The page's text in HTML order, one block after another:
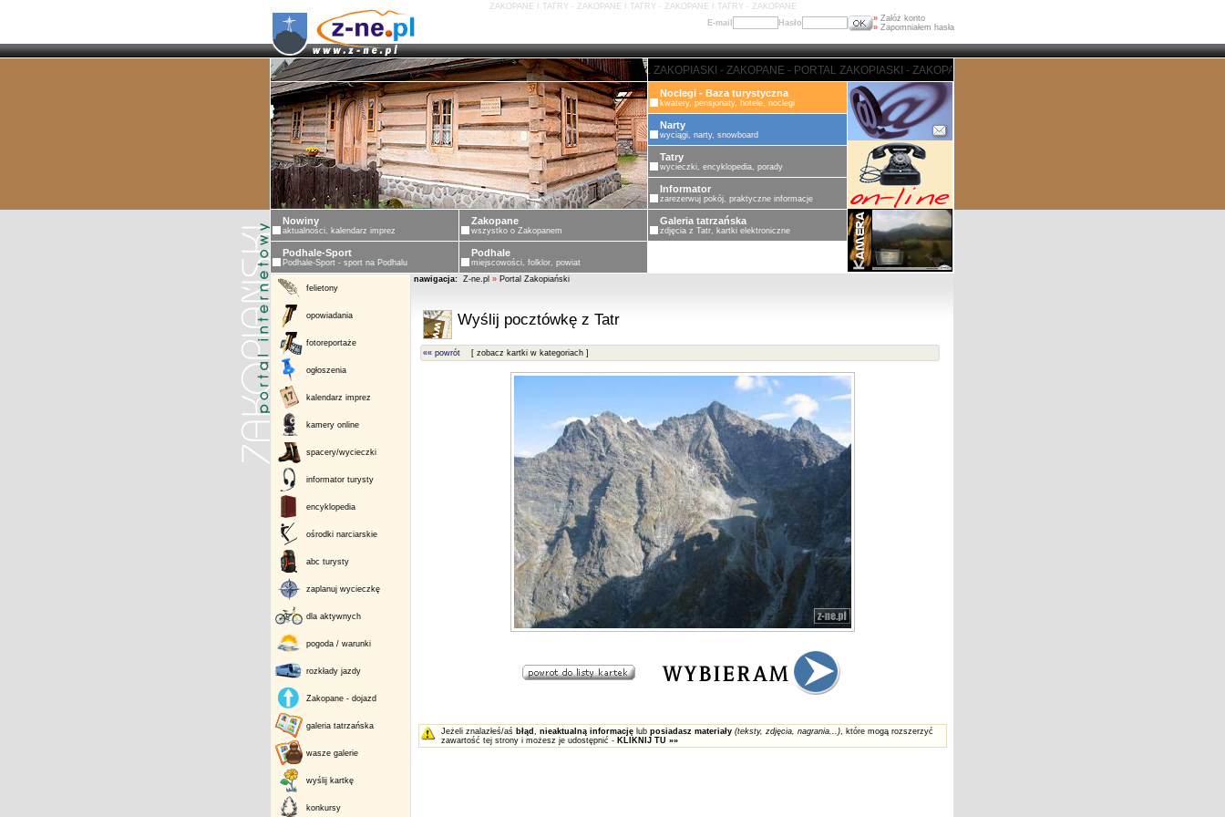
ZAKOPANE I TATRY - ZAKOPANE I TATRY - ZAKOPANE I TATRY - ZAKOPANE
E-mail
Hasło » Załóż konto
» Zapomniałem hasła
ZAKOPANE - PORTAL ZAKOPIASKI - ZAKOPANE - PORTAL ZAKOPIASKI - ZAKOPANE - PORTAL ZAKOPIASKI -
Noclegi - Baza turystyczna
kwatery, pensjonaty, hotele, noclegi
Narty
wyciągi, narty, snowboard
Tatry
wycieczki, encyklopedia, porady
Informator
zarezerwuj pokój, praktyczne informacje
Nowiny
aktualności, kalendarz imprez
Zakopane
wszystko o Zakopanem
Galeria tatrzańska
zdjęcia z Tatr, kartki elektroniczne
Podhale-Sport
Podhale-Sport - sport na Podhalu
Podhale
miejscowości, folklor, powiat
felietony
opowiadania
fotoreportaże
ogłoszenia
kalendarz imprez
kamery online
spacery/wycieczki
informator turysty
encyklopedia
ośrodki narciarskie
abc turysty
zaplanuj wycieczkę
dla aktywnych
pogoda / warunki
rozkłady jazdy
Zakopane - dojazd
galeria tatrzańska
wasze galerie
wyślij kartkę
konkursy
nawigacja: Z-ne.pl » Portal Zakopiański
Wyślij pocztówkę z Tatr
«« powrót [ zobacz kartki w kategoriach ]
Jeżeli znalazłeś/aś błąd , nieaktualną informacjęlub posiadasz materiały (teksty, zdjęcia, nagrania...), które mogą rozszerzyć
zawartość tej strony i możesz je udostępnić - KLIKNIJ TU »»